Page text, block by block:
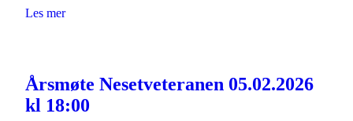
Les mer
Årsmøte Nesetveteranen 05.02.2026
kl 18:00